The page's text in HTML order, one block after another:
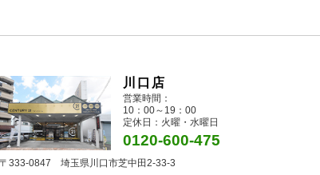
川口店
営業時間：
10：00～19：00
定休日：火曜・水曜日
0120-600-475
〒333-0847 埼玉県川口市芝中田2-33-3